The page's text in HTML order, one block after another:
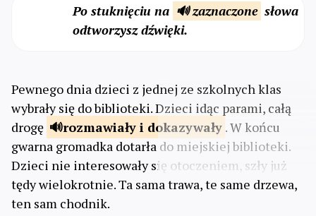
Po stuknięciu na 🔊 zaznaczone słowa
odtworzysz dźwięki.
Pewnego dnia dzieci z jednej ze szkolnych klas
wybrały się do biblioteki. Dzieci idąc parami, całą
drogę
rozmawiały i dokazywały . W końcu
gwarna gromadka dotarła do miejskiej biblioteki.
Dzieci nie interesowały się otoczeniem, szły już
tędy wielokrotnie. Ta sama trawa, te same drzewa,
ten sam chodnik.